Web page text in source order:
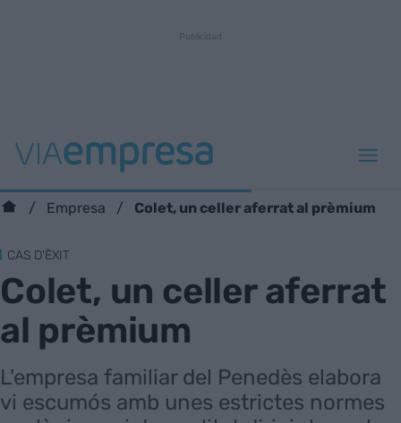
Empresa Colet, un celler aferrat al prèmium
CAS D'ÈXIT
Colet, un celler aferrat
al prèmium
L'empresa familiar del Penedès elabora
vi escumós amb unes estrictes normes